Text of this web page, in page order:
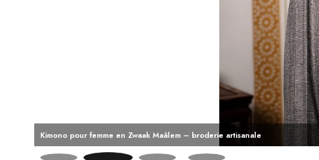
Kimono pour femme en Zwaak Maâlem – broderie artisanale